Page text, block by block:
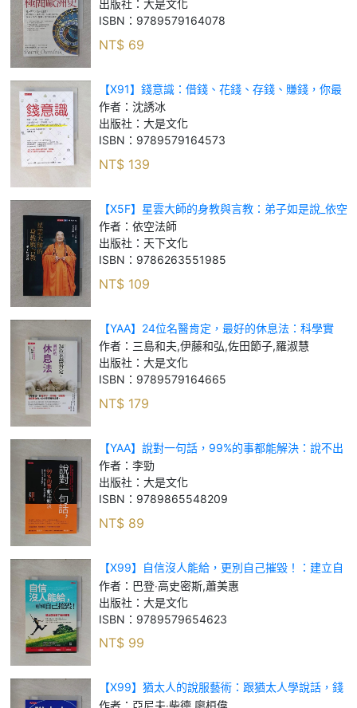
出版社： 大是文化
ISBN： 9789579164078
NT$ 69
【X91】錢意識：借錢、花錢、存錢、賺錢，你最
愛哪一件？不做哪一件？變有錢的人怎麼處理錢？
跟你想的不一樣_沈誘冰
作者： 沈誘冰
出版社： 大是文化
ISBN： 9789579164573
NT$ 139
【X5F】星雲大師的身教與言教：弟子如是說_依空
法師
作者： 依空法師
出版社： 天下文化
ISBN： 9786263551985
NT$ 109
【YAA】24位名醫肯定，最好的休息法：科學實
證，給睡不好、沒得睡、很難醒、日夜顛倒的人的
休息與睡眠全書。_三島和夫, 伊藤和弘, 佐田節
作者： 三島和夫,伊藤和弘,佐田節子,羅淑慧
出版社： 大是文化
ISBN： 9789579164665
NT$ 179
【YAA】說對一句話，99%的事都能解決：說不出
口、說了後悔、說不到重點……你可以一句話搞
定。_李勁
作者： 李勁
出版社： 大是文化
ISBN： 9789865548209
NT$ 89
【X99】自信沒人能給，更別自己摧毀！：建立自
信的七個好習慣（暢銷五萬本紀念版）_巴登‧高史
密斯, 蕭美惠
作者： 巴登‧高史密斯,蕭美惠
出版社： 大是文化
ISBN： 9789579654623
NT$ 99
【X99】猶太人的說服藝術：跟猶太人學說話，錢
作者： 亞尼夫‧柴德,廖桓偉